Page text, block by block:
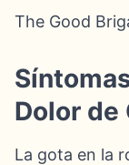
The Good
Dolor de
La gota en la